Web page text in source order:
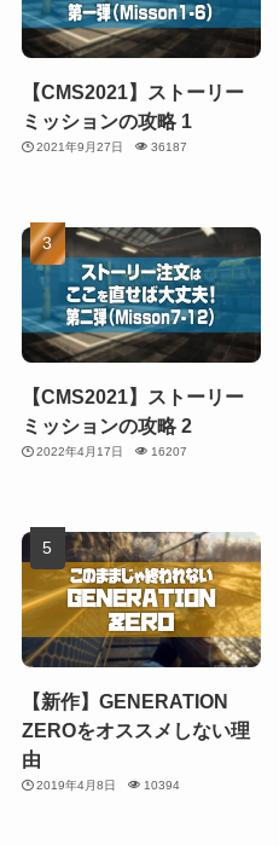
【CMS2021】ストーリー
ミッションの攻略 1
2021年9月27日 36187
【CMS2021】ストーリー
ミッションの攻略 2
2022年4月17日 16207
【新作】GENERATION
ZEROをオススメしない理
由
2019年4月8日 10394